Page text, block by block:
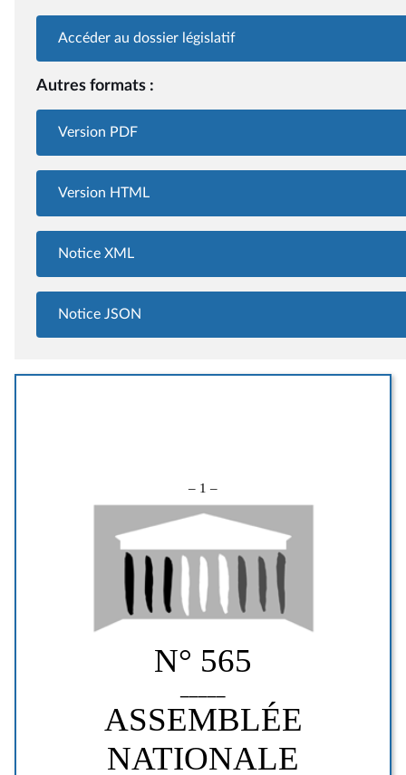
Accéder au dossier législatif
Autres formats :
Version PDF
Version HTML
Notice XML
Notice JSON